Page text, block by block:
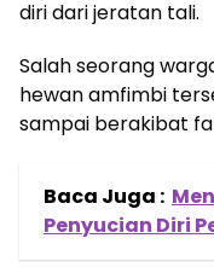
diri dari jeratan tali.
Salah seorang
hewan amfimbi
sampai berakibat
Baca Juga :
Penyucian Diri